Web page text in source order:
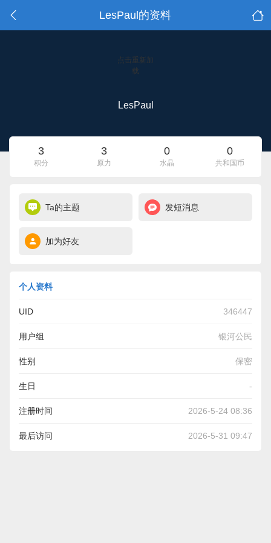
LesPaul的资料
点击重新加
载
LesPaul
3
积分
3
原力
0
水晶
0
共和国币
Ta的主题 发短消息
加为好友
个人资料
UID 346447
用户组 银河公民
性别 保密
生日 -
注册时间 2026-5-24 08:36
最后访问 2026-5-31 09:47